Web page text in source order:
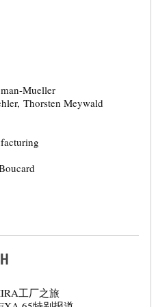
Mueller
Thorsten Meywald
工厂之旅